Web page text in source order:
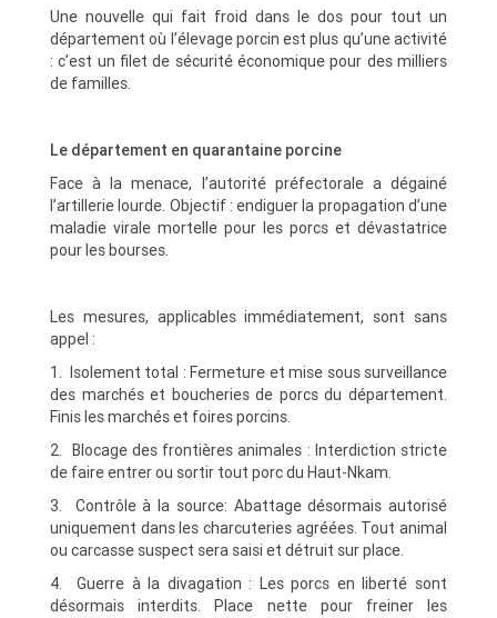
Une nouvelle qui fait froid dans le dos pour tout un
département où l’élevage porcin est plus qu’une activité
: c’est un filet de sécurité économique pour des milliers
de familles.
Le département en quarantaine porcine
Face à la menace, l’autorité préfectorale a dégainé
l’artillerie lourde. Objectif : endiguer la propagation d’une
maladie virale mortelle pour les porcs et dévastatrice
pour les bourses.
Les mesures, applicables immédiatement, sont sans
appel :
1. Isolement total : Fermeture et mise sous surveillance
des marchés et boucheries de porcs du département.
Finis les marchés et foires porcins.
2. Blocage des frontières animales : Interdiction stricte
de faire entrer ou sortir tout porc du Haut-Nkam.
3. Contrôle à la source: Abattage désormais autorisé
uniquement dans les charcuteries agréées. Tout animal
ou carcasse suspect sera saisi et détruit sur place.
4. Guerre à la divagation : Les porcs en liberté sont
désormais interdits. Place nette pour freiner les